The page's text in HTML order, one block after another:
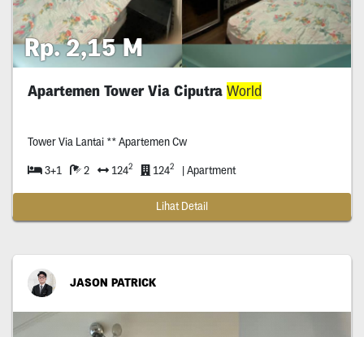
Rp. 2,15 M
Apartemen Tower Via Ciputra World
Tower Via Lantai ** Apartemen Cw
3+1 2 1242 1242 | Apartment
Lihat Detail
JASON PATRICK